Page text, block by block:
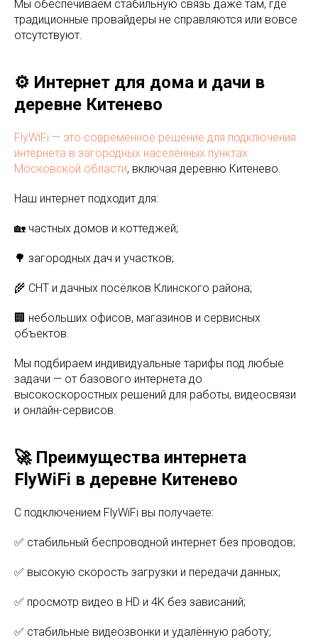
Мы обеспечиваем стабильную связь даже там, где
традиционные провайдеры не справляются или вовсе
отсутствуют.
⚙️ Интернет для дома и дачи в
деревне Китенево
FlyWiFi — это современное решение для подключения
интернета в загородных населённых пунктах
Московской области, включая деревню Китенево.
Наш интернет подходит для:
🏡 частных домов и коттеджей;
🌳 загородных дач и участков;
🌾 СНТ и дачных посёлков Клинского района;
🏢 небольших офисов, магазинов и сервисных
объектов.
Мы подбираем индивидуальные тарифы под любые
задачи — от базового интернета до
высокоскоростных решений для работы, видеосвязи
и онлайн-сервисов.
🚀 Преимущества интернета
FlyWiFi в деревне Китенево
С подключением FlyWiFi вы получаете:
✅ стабильный беспроводной интернет без проводов;
✅ высокую скорость загрузки и передачи данных;
✅ просмотр видео в HD и 4K без зависаний;
✅ стабильные видеозвонки и удалённую работу;